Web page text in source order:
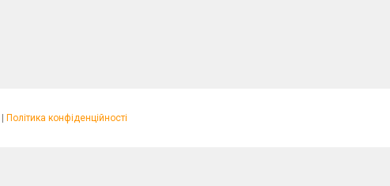
| Політика конфіденційності